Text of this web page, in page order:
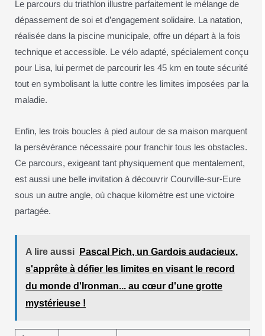
Le parcours du triathlon illustre parfaitement le mélange de
dépassement de soi et d’engagement solidaire. La natation,
réalisée dans la piscine municipale, offre un départ à la fois
technique et accessible. Le vélo adapté, spécialement conçu
pour Lisa, lui permet de parcourir les 45 km en toute sécurité
tout en symbolisant la lutte contre les limites imposées par la
maladie.
Enfin, les trois boucles à pied autour de sa maison marquent
la persévérance nécessaire pour franchir tous les obstacles.
Ce parcours, exigeant tant physiquement que mentalement,
est aussi une belle invitation à découvrir Courville-sur-Eure
sous un autre angle, où chaque kilomètre est une victoire
partagée.
A lire aussi
Pascal Pich, un Gardois audacieux,
s'apprête à défier les limites en visant le record
du monde d'Ironman... au cœur d'une grotte
mystérieuse !